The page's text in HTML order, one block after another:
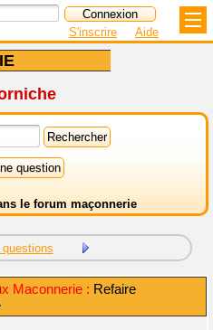
S'inscrire Aide
le forum maçonnerie
Maconnerie : Refaire